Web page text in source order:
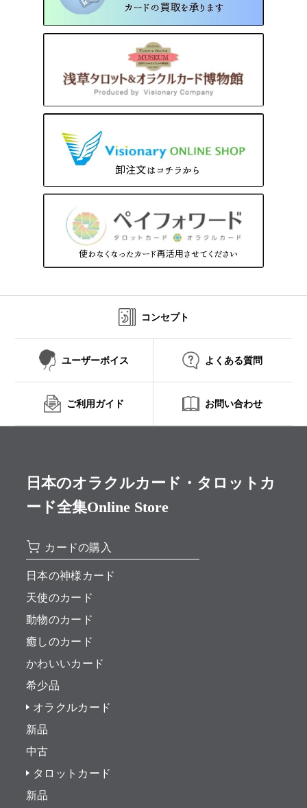
コンセプト
ユーザーボイス よくある質問
ご利用ガイド お問い合わせ
日本のオラクルカード・タロットカ
ード全集Online Store
カードの購入
日本の神様カード
天使のカード
動物のカード
癒しのカード
かわいいカード
希少品
オラクルカード
新品
中古
タロットカード
新品